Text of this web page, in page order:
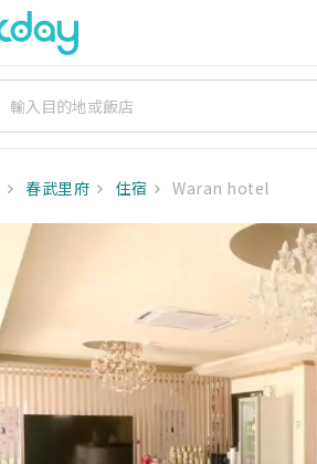
春武里府 住宿 Waran hotel